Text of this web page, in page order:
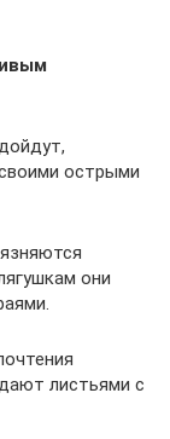
острыми
они
листьями с